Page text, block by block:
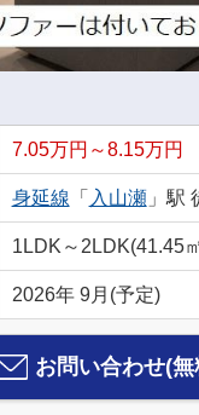
7.05万円～8.15万円
身延線 「 入山瀬」駅
1LDK～2LDK(41.45
2026年 9月(予定)
お問い合わせ(無